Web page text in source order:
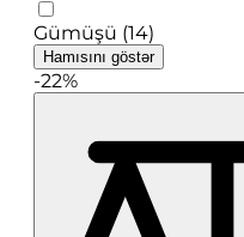
Gümüşü (14)
Hamısını göstər
-22%